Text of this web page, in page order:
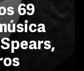
69